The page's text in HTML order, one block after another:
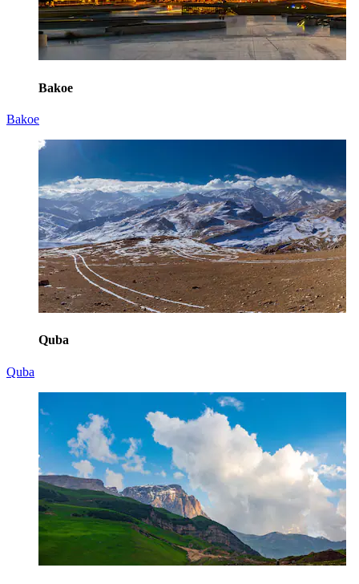
Bakoe
Bakoe
Quba
Quba